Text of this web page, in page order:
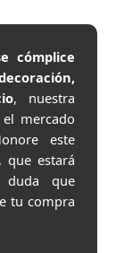
cómplice
, nuestra
mercado
este
que estará
duda que
tu compra